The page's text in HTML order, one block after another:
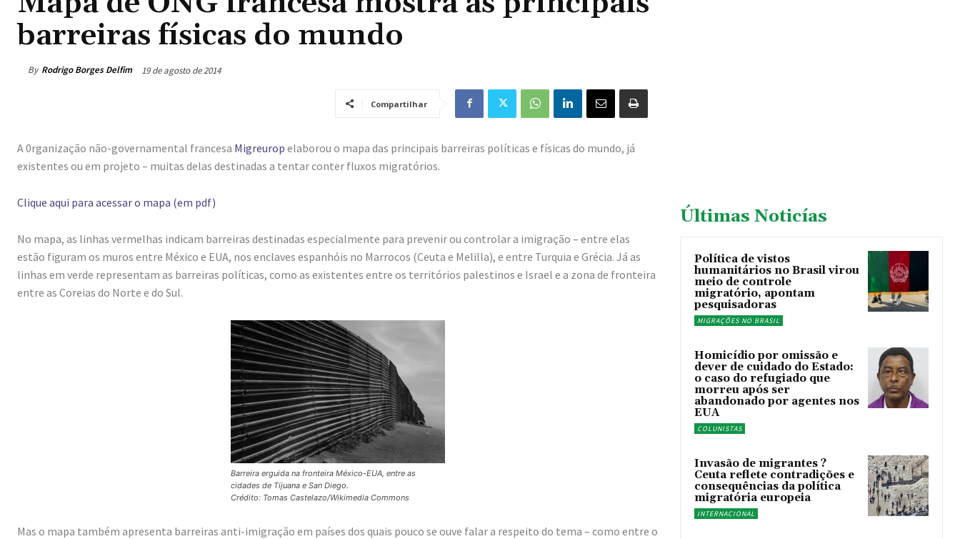
barreiras físicas do mundo
By Rodrigo Borges Delfim 19 de agosto de 2014
Compartilhar
A 0rganização não-governamental francesa Migreurop elaborou o mapa das principais barreiras políticas e físicas do mundo, já
existentes ou em projeto – muitas delas destinadas a tentar conter fluxos migratórios.
Clique aqui para acessar o mapa (em pdf)
No mapa, as linhas vermelhas indicam barreiras destinadas especialmente para prevenir ou controlar a imigração – entre elas
estão figuram os muros entre México e EUA, nos enclaves espanhóis no Marrocos (Ceuta e Melilla), e entre Turquia e Grécia. Já as
linhas em verde representam as barreiras políticas, como as existentes entre os territórios palestinos e Israel e a zona de fronteira
entre as Coreias do Norte e do Sul.
Barreira erguida na fronteira México-EUA, entre as
cidades de Tijuana e San Diego.
Crédito: Tomas Castelazo/Wikimedia Commons
Mas o mapa também apresenta barreiras anti-imigração em países dos quais pouco se ouve falar a respeito do tema – como entre o
Últimas Noticías
Política de vistos
humanitários no Brasil virou
meio de controle
migratório, apontam
pesquisadoras
MIGRAÇÕES NO BRASIL
Homicídio por omissão e
dever de cuidado do Estado:
o caso do refugiado que
morreu após ser
abandonado por agentes nos
EUA
COLUNISTAS
Invasão de migrantes ?
Ceuta reflete contradições e
consequências da política
migratória europeia
INTERNACIONAL